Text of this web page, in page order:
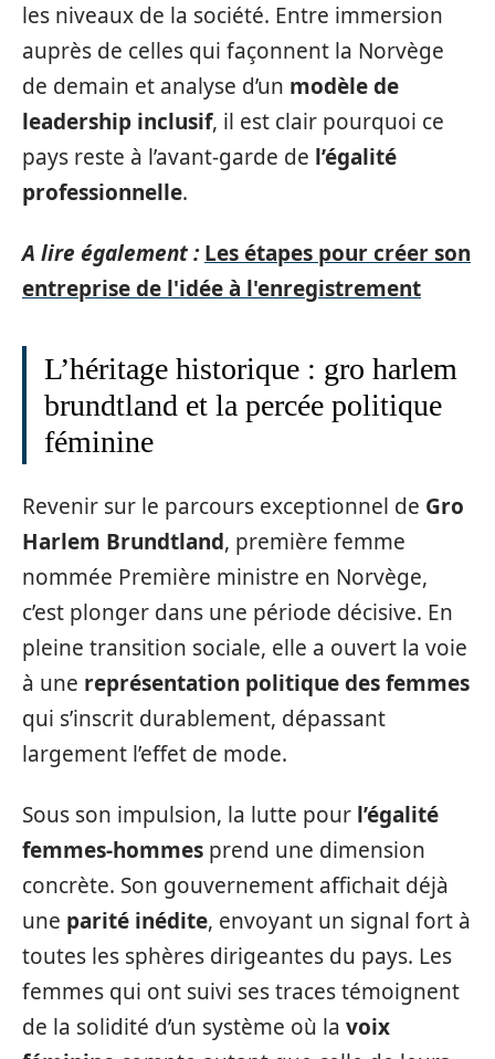
les niveaux de la société. Entre immersion
auprès de celles qui façonnent la Norvège
de demain et analyse d’un modèle de
leadership inclusif, il est clair pourquoi ce
pays reste à l’avant-garde de l’égalité
professionnelle.
A lire également : Les étapes pour créer son
entreprise de l'idée à l'enregistrement
L’héritage historique : gro harlem
brundtland et la percée politique
féminine
Revenir sur le parcours exceptionnel de Gro
Harlem Brundtland, première femme
nommée Première ministre en Norvège,
c’est plonger dans une période décisive. En
pleine transition sociale, elle a ouvert la voie
à une représentation politique des femmes
qui s’inscrit durablement, dépassant
largement l’effet de mode.
Sous son impulsion, la lutte pour l’égalité
femmes-hommes prend une dimension
concrète. Son gouvernement affichait déjà
une parité inédite, envoyant un signal fort à
toutes les sphères dirigeantes du pays. Les
femmes qui ont suivi ses traces témoignent
de la solidité d’un système où la voix